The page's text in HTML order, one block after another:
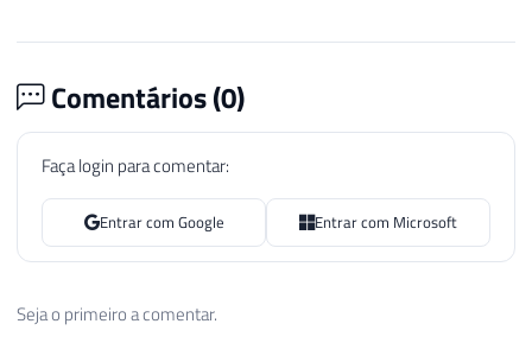
Comentários (0)
Faça login para comentar:
Entrar com Google Entrar com Microsoft
Seja o primeiro a comentar.